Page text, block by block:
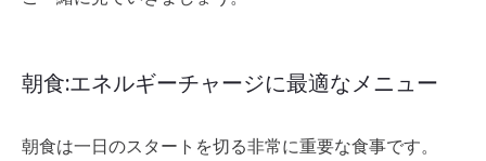
朝食:エネルギーチャージに最適なメニュー
朝食は一日のスタートを切る非常に重要な食事です。